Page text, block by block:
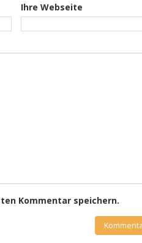
Ihre Webseite
Kommentar speichern.